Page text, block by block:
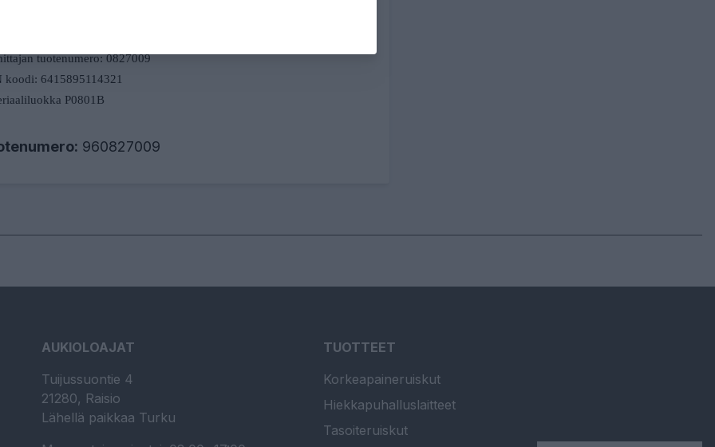
tuotenumero:0827009
koodi: 6415895114321
P0801B
960827009
AUKIOLOAJAT
Tuijussuontie 4
21280, Raisio
Lähellä paikkaa Turku
TUOTTEET
Korkeapaineruiskut
Hiekkapuhalluslaitteet
Tasoiteruiskut